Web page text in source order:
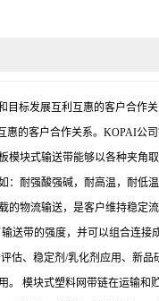
目标发展互利互惠的客户合
的客户合作关系。KOPAI公
块式输送带能够以各种夹角
耐强酸强碱，耐高温，耐低
物流输送，是客户维持稳定
送带的强度，并可以组合连
、稳定剂/乳化剂应用、新
模块式塑料网带链在运输